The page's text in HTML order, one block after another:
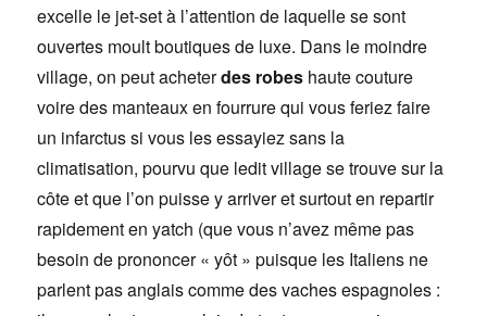
excelle le jet-set à l’attention de laquelle se sont
ouvertes moult boutiques de luxe. Dans le moindre
village, on peut acheterdes robes haute couture
voire des manteaux en fourrure qui vous feriez faire
un infarctus si vous les essayiez sans la
climatisation, pourvu que ledit village se trouve sur la
côte et que l’on puisse y arriver et surtout en repartir
rapidement en yatch (que vous n’avez même pas
besoin de prononcer « yôt » puisque les Italiens ne
parlent pas anglais comme des vaches espagnoles :